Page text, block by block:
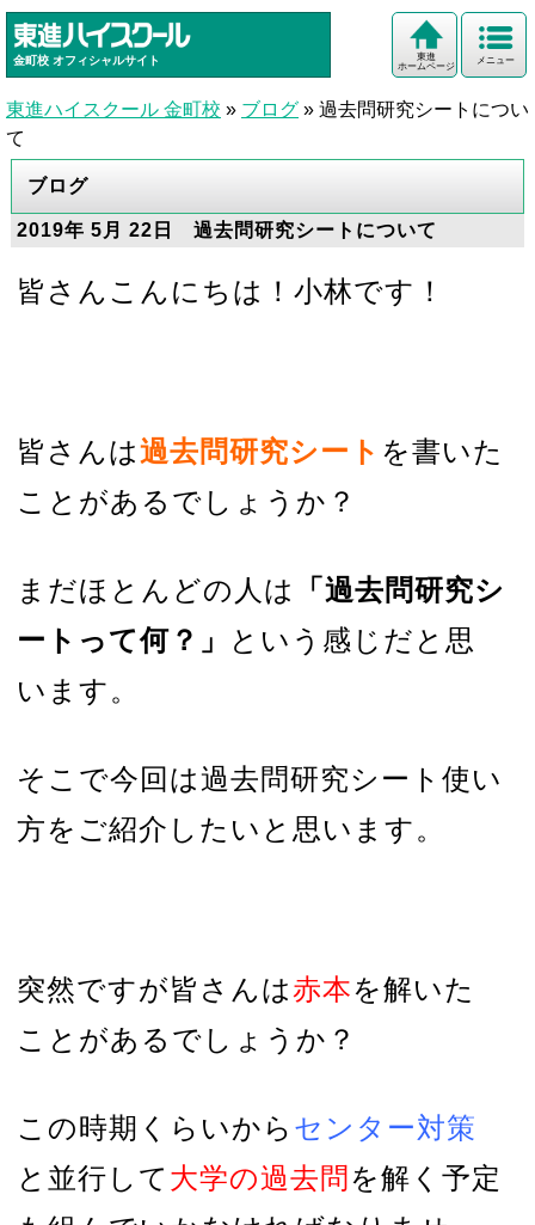
金町校 オフィシャルサイト メニュー
東進
ホームページ
東進ハイスクール 金町校 » ブログ » 過去問研究シートについ
て
ブログ
2019年 5月 22日 過去問研究シートについて
皆さんこんにちは！小林です！
皆さんは過去問研究シート を書いた
ことがあるでしょうか？
まだほとんどの人は
「過去問研究シ
ートって何？」
という感じだと思
います。
そこで今回は過去問研究シート使い
方をご紹介したいと思います。
突然ですが皆さんは赤本を解いた
ことがあるでしょうか？
この時期くらいから センター対策
と並行して 大学の過去問 を解く予定